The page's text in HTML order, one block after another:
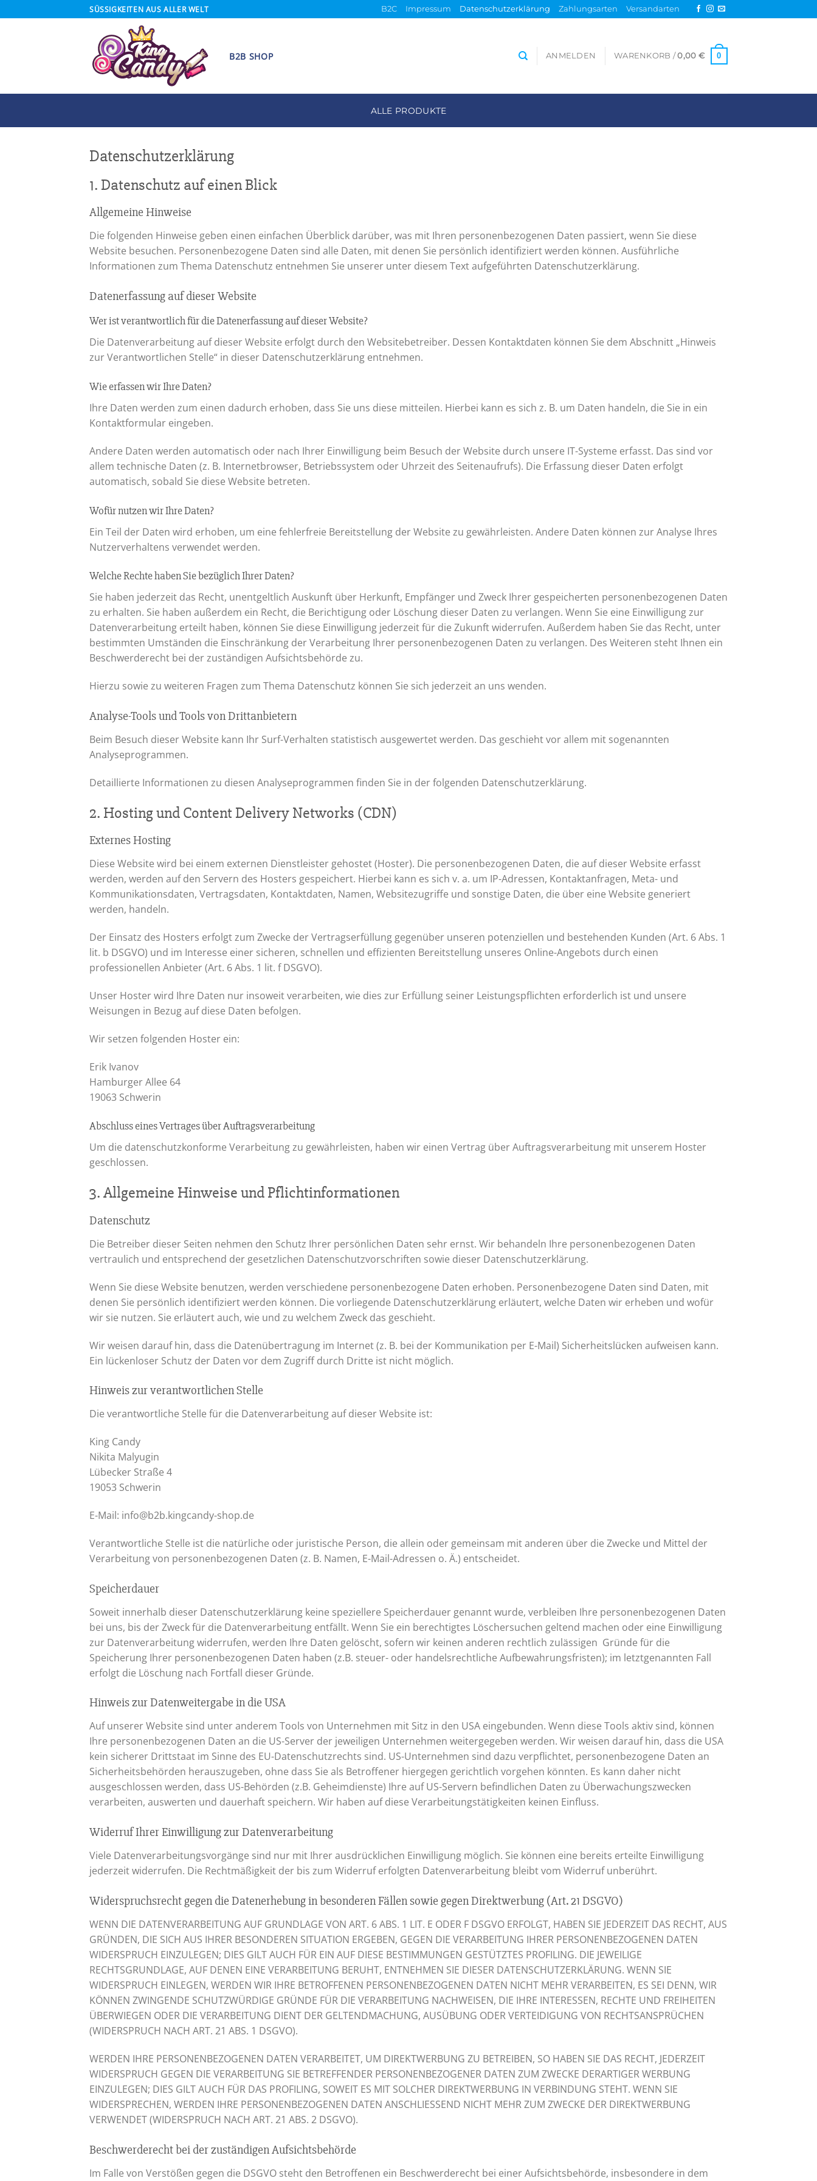
to
SÜSSIGKEITEN AUS ALLER WELT B2C Impressum Datenschutzerklärung Zahlungsarten Versandarten
B2B SHOP ANMELDEN WARENKORB /0,00 € 0
ALLE PRODUKTE
Datenschutz­erklärung
1. Datenschutz auf einen Blick
Allgemeine Hinweise
Die folgenden Hinweise geben einen einfachen Überblick darüber, was mit Ihren personenbezogenen Daten passiert, wenn Sie diese
Website besuchen. Personenbezogene Daten sind alle Daten, mit denen Sie persönlich identifiziert werden können. Ausführliche
Informationen zum Thema Datenschutz entnehmen Sie unserer unter diesem Text aufgeführten Datenschutzerklärung.
Datenerfassung auf dieser Website
Wer ist verantwortlich für die Datenerfassung auf dieser Website?
Die Datenverarbeitung auf dieser Website erfolgt durch den Websitebetreiber. Dessen Kontaktdaten können Sie dem Abschnitt „Hinweis
zur Verantwortlichen Stelle“ in dieser Datenschutzerklärung entnehmen.
Wie erfassen wir Ihre Daten?
Ihre Daten werden zum einen dadurch erhoben, dass Sie uns diese mitteilen. Hierbei kann es sich z. B. um Daten handeln, die Sie in ein
Kontaktformular eingeben.
Andere Daten werden automatisch oder nach Ihrer Einwilligung beim Besuch der Website durch unsere IT-Systeme erfasst. Das sind vor
allem technische Daten (z. B. Internetbrowser, Betriebssystem oder Uhrzeit des Seitenaufrufs). Die Erfassung dieser Daten erfolgt
automatisch, sobald Sie diese Website betreten.
Wofür nutzen wir Ihre Daten?
Ein Teil der Daten wird erhoben, um eine fehlerfreie Bereitstellung der Website zu gewährleisten. Andere Daten können zur Analyse Ihres
Nutzerverhaltens verwendet werden.
Welche Rechte haben Sie bezüglich Ihrer Daten?
Sie haben jederzeit das Recht, unentgeltlich Auskunft über Herkunft, Empfänger und Zweck Ihrer gespeicherten personenbezogenen Daten
zu erhalten. Sie haben außerdem ein Recht, die Berichtigung oder Löschung dieser Daten zu verlangen. Wenn Sie eine Einwilligung zur
Datenverarbeitung erteilt haben, können Sie diese Einwilligung jederzeit für die Zukunft widerrufen. Außerdem haben Sie das Recht, unter
bestimmten Umständen die Einschränkung der Verarbeitung Ihrer personenbezogenen Daten zu verlangen. Des Weiteren steht Ihnen ein
Beschwerderecht bei der zuständigen Aufsichtsbehörde zu.
Hierzu sowie zu weiteren Fragen zum Thema Datenschutz können Sie sich jederzeit an uns wenden.
Analyse-Tools und Tools von Dritt­anbietern
Beim Besuch dieser Website kann Ihr Surf-Verhalten statistisch ausgewertet werden. Das geschieht vor allem mit sogenannten
Analyseprogrammen.
Detaillierte Informationen zu diesen Analyseprogrammen finden Sie in der folgenden Datenschutzerklärung.
2. Hosting und Content Delivery Networks (CDN)
Externes Hosting
Diese Website wird bei einem externen Dienstleister gehostet (Hoster). Die personenbezogenen Daten, die auf dieser Website erfasst
werden, werden auf den Servern des Hosters gespeichert. Hierbei kann es sich v. a. um IP-Adressen, Kontaktanfragen, Meta- und
Kommunikationsdaten, Vertragsdaten, Kontaktdaten, Namen, Websitezugriffe und sonstige Daten, die über eine Website generiert
werden, handeln.
Der Einsatz des Hosters erfolgt zum Zwecke der Vertragserfüllung gegenüber unseren potenziellen und bestehenden Kunden (Art. 6 Abs. 1
lit. b DSGVO) und im Interesse einer sicheren, schnellen und effizienten Bereitstellung unseres Online-Angebots durch einen
professionellen Anbieter (Art. 6 Abs. 1 lit. f DSGVO).
Unser Hoster wird Ihre Daten nur insoweit verarbeiten, wie dies zur Erfüllung seiner Leistungspflichten erforderlich ist und unsere
Weisungen in Bezug auf diese Daten befolgen.
Wir setzen folgenden Hoster ein:
Erik Ivanov
Hamburger Allee 64
19063 Schwerin
Abschluss eines Vertrages über Auftragsverarbeitung
Um die datenschutzkonforme Verarbeitung zu gewährleisten, haben wir einen Vertrag über Auftragsverarbeitung mit unserem Hoster
geschlossen.
3. Allgemeine Hinweise und Pflicht­informationen
Datenschutz
Die Betreiber dieser Seiten nehmen den Schutz Ihrer persönlichen Daten sehr ernst. Wir behandeln Ihre personenbezogenen Daten
vertraulich und entsprechend der gesetzlichen Datenschutzvorschriften sowie dieser Datenschutzerklärung.
Wenn Sie diese Website benutzen, werden verschiedene personenbezogene Daten erhoben. Personenbezogene Daten sind Daten, mit
denen Sie persönlich identifiziert werden können. Die vorliegende Datenschutzerklärung erläutert, welche Daten wir erheben und wofür
wir sie nutzen. Sie erläutert auch, wie und zu welchem Zweck das geschieht.
Wir weisen darauf hin, dass die Datenübertragung im Internet (z. B. bei der Kommunikation per E-Mail) Sicherheitslücken aufweisen kann.
Ein lückenloser Schutz der Daten vor dem Zugriff durch Dritte ist nicht möglich.
Hinweis zur verantwortlichen Stelle
Die verantwortliche Stelle für die Datenverarbeitung auf dieser Website ist:
King Candy
Nikita Malyugin
Lübecker Straße 4
19053 Schwerin
E-Mail: info@b2b.kingcandy-shop.de
Verantwortliche Stelle ist die natürliche oder juristische Person, die allein oder gemeinsam mit anderen über die Zwecke und Mittel der
Verarbeitung von personenbezogenen Daten (z. B. Namen, E-Mail-Adressen o. Ä.) entscheidet.
Speicherdauer
Soweit innerhalb dieser Datenschutzerklärung keine speziellere Speicherdauer genannt wurde, verbleiben Ihre personenbezogenen Daten
bei uns, bis der Zweck für die Datenverarbeitung entfällt. Wenn Sie ein berechtigtes Löschersuchen geltend machen oder eine Einwilligung
zur Datenverarbeitung widerrufen, werden Ihre Daten gelöscht, sofern wir keinen anderen rechtlich zulässigen Gründe für die
Speicherung Ihrer personenbezogenen Daten haben (z.B. steuer- oder handelsrechtliche Aufbewahrungsfristen); im letztgenannten Fall
erfolgt die Löschung nach Fortfall dieser Gründe.
Hinweis zur Datenweitergabe in die USA
Auf unserer Website sind unter anderem Tools von Unternehmen mit Sitz in den USA eingebunden. Wenn diese Tools aktiv sind, können
Ihre personenbezogenen Daten an die US-Server der jeweiligen Unternehmen weitergegeben werden. Wir weisen darauf hin, dass die USA
kein sicherer Drittstaat im Sinne des EU-Datenschutzrechts sind. US-Unternehmen sind dazu verpflichtet, personenbezogene Daten an
Sicherheitsbehörden herauszugeben, ohne dass Sie als Betroffener hiergegen gerichtlich vorgehen könnten. Es kann daher nicht
ausgeschlossen werden, dass US-Behörden (z.B. Geheimdienste) Ihre auf US-Servern befindlichen Daten zu Überwachungszwecken
verarbeiten, auswerten und dauerhaft speichern. Wir haben auf diese Verarbeitungstätigkeiten keinen Einfluss.
Widerruf Ihrer Einwilligung zur Datenverarbeitung
Viele Datenverarbeitungsvorgänge sind nur mit Ihrer ausdrücklichen Einwilligung möglich. Sie können eine bereits erteilte Einwilligung
jederzeit widerrufen. Die Rechtmäßigkeit der bis zum Widerruf erfolgten Datenverarbeitung bleibt vom Widerruf unberührt.
Widerspruchsrecht gegen die Datenerhebung in besonderen Fällen sowie gegen Direktwerbung (Art. 21 DSGVO)
WENN DIE DATENVERARBEITUNG AUF GRUNDLAGE VON ART. 6 ABS. 1 LIT. E ODER F DSGVO ERFOLGT, HABEN SIE JEDERZEIT DAS RECHT, AUS
GRÜNDEN, DIE SICH AUS IHRER BESONDEREN SITUATION ERGEBEN, GEGEN DIE VERARBEITUNG IHRER PERSONENBEZOGENEN DATEN
WIDERSPRUCH EINZULEGEN; DIES GILT AUCH FÜR EIN AUF DIESE BESTIMMUNGEN GESTÜTZTES PROFILING. DIE JEWEILIGE
RECHTSGRUNDLAGE, AUF DENEN EINE VERARBEITUNG BERUHT, ENTNEHMEN SIE DIESER DATENSCHUTZERKLÄRUNG. WENN SIE
WIDERSPRUCH EINLEGEN, WERDEN WIR IHRE BETROFFENEN PERSONENBEZOGENEN DATEN NICHT MEHR VERARBEITEN, ES SEI DENN, WIR
KÖNNEN ZWINGENDE SCHUTZWÜRDIGE GRÜNDE FÜR DIE VERARBEITUNG NACHWEISEN, DIE IHRE INTERESSEN, RECHTE UND FREIHEITEN
ÜBERWIEGEN ODER DIE VERARBEITUNG DIENT DER GELTENDMACHUNG, AUSÜBUNG ODER VERTEIDIGUNG VON RECHTSANSPRÜCHEN
(WIDERSPRUCH NACH ART. 21 ABS. 1 DSGVO).
WERDEN IHRE PERSONENBEZOGENEN DATEN VERARBEITET, UM DIREKTWERBUNG ZU BETREIBEN, SO HABEN SIE DAS RECHT, JEDERZEIT
WIDERSPRUCH GEGEN DIE VERARBEITUNG SIE BETREFFENDER PERSONENBEZOGENER DATEN ZUM ZWECKE DERARTIGER WERBUNG
EINZULEGEN; DIES GILT AUCH FÜR DAS PROFILING, SOWEIT ES MIT SOLCHER DIREKTWERBUNG IN VERBINDUNG STEHT. WENN SIE
WIDERSPRECHEN, WERDEN IHRE PERSONENBEZOGENEN DATEN ANSCHLIESSEND NICHT MEHR ZUM ZWECKE DER DIREKTWERBUNG
VERWENDET (WIDERSPRUCH NACH ART. 21 ABS. 2 DSGVO).
Beschwerde­recht bei der zuständigen Aufsichts­behörde
Im Falle von Verstößen gegen die DSGVO steht den Betroffenen ein Beschwerderecht bei einer Aufsichtsbehörde, insbesondere in dem